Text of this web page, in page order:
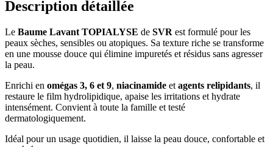
Description détaillée
Le Baume Lavant TOPIALYSE de SVR est formulé pour les
peaux sèches, sensibles ou atopiques. Sa texture riche se transforme
en une mousse douce qui élimine impuretés et résidus sans agresser
la peau.
Enrichi en omégas 3, 6 et 9, niacinamide et agents relipidants, il
restaure le film hydrolipidique, apaise les irritations et hydrate
intensément. Convient à toute la famille et testé
dermatologiquement.
Idéal pour un usage quotidien, il laisse la peau douce, confortable et